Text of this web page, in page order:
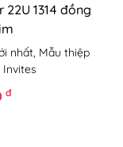
1314 đồng
nhất, Mẫu thiệp
đ